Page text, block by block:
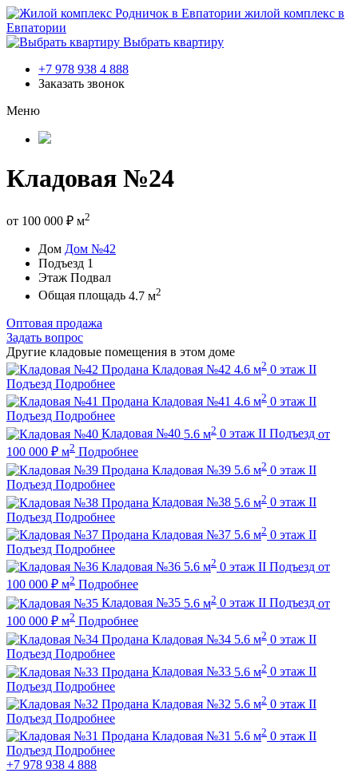
жилой комплекс в
Евпатории
Выбрать квартиру
+7 978 938 4 888
Заказать звонок
Меню
Кладовая №24
от 100 000 ₽ м2
Дом Дом №42
Подъезд 1
Этаж Подвал
Общая площадь 4.7 м2
Оптовая продажа
Задать вопрос
Другие кладовые помещения в этом доме
Продана Кладовая №42 4.6 м2 0 этаж II
Подъезд Подробнее
Продана Кладовая №41 4.6 м2 0 этаж II
Подъезд Подробнее
Кладовая №40 5.6 м2 0 этаж II Подъезд от
100 000 ₽ м2 Подробнее
Продана Кладовая №39 5.6 м2 0 этаж II
Подъезд Подробнее
Продана Кладовая №38 5.6 м2 0 этаж II
Подъезд Подробнее
Продана Кладовая №37 5.6 м2 0 этаж II
Подъезд Подробнее
Кладовая №36 5.6 м2 0 этаж II Подъезд от
100 000 ₽ м2 Подробнее
Кладовая №35 5.6 м2 0 этаж II Подъезд от
100 000 ₽ м2 Подробнее
Продана Кладовая №34 5.6 м2 0 этаж II
Подъезд Подробнее
Продана Кладовая №33 5.6 м2 0 этаж II
Подъезд Подробнее
Продана Кладовая №32 5.6 м2 0 этаж II
Подъезд Подробнее
Продана Кладовая №31 5.6 м2 0 этаж II
Подъезд Подробнее
+7 978 938 4 888